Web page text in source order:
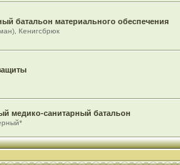
батальон материального обеспечения
Кенигсбрюк
медико-санитарный батальон